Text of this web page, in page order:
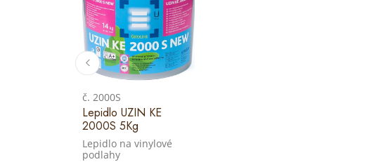
č. 2000S
Lepidlo UZIN KE
2000S 5Kg
Lepidlo na vinylové
podlahy